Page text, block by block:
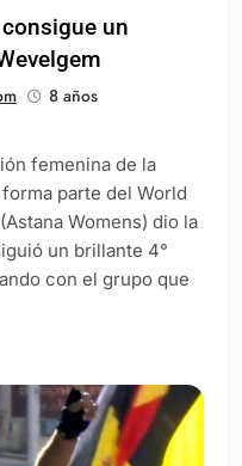
un
8 años
femenina de la
parte del World
Womens) dio la
un brillante 4°
con el grupo que